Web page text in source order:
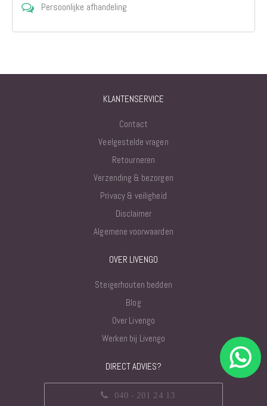
Persoonlijke afhandeling
KLANTENSERVICE
Contact
Veelgestelde vragen
Retourneren
Verzending & bezorgen
Privacy & veiligheid
Disclaimer
Algemene voorwaarden
OVER LIVENGO
Steigerhouten bedden
Blog
Over Livengo
Werken bij Livengo
DIRECT ADVIES?
040 - 201 24 13